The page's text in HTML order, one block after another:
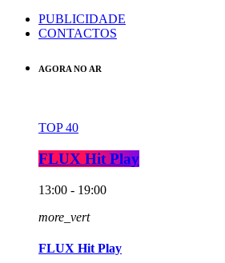
PUBLICIDADE
CONTACTOS
AGORA NO AR
TOP 40
FLUX Hit Play
13:00 - 19:00
more_vert
FLUX Hit Play